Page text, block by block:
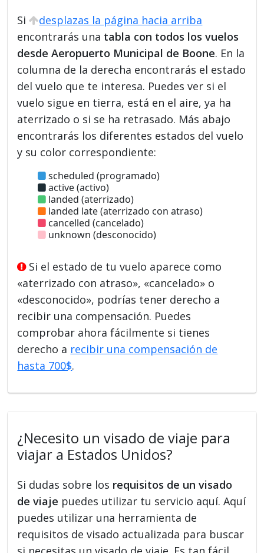
Si
desplazas la página hacia arriba
encontrarás una tabla con todos los vuelos
desde Aeropuerto Municipal de Boone. En la
columna de la derecha encontrarás el estado
del vuelo que te interesa. Puedes ver si el
vuelo sigue en tierra, está en el aire, ya ha
aterrizado o si se ha retrasado. Más abajo
encontrarás los diferentes estados del vuelo
y su color correspondiente:
scheduled (programado)
active (activo)
landed (aterrizado)
landed late (aterrizado con atraso)
cancelled (cancelado)
unknown (desconocido)
Si el estado de tu vuelo aparece como
«aterrizado con atraso», «cancelado» o
«desconocido», podrías tener derecho a
recibir una compensación. Puedes
comprobar ahora fácilmente si tienes
derecho a recibir una compensación de
hasta 700$.
¿Necesito un visado de viaje para
viajar a Estados Unidos?
Si dudas sobre los requisitos de un visado
de viaje puedes utilizar tu servicio aquí. Aquí
puedes utilizar una herramienta de
requisitos de visado actualizada para buscar